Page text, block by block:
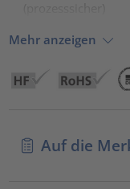
Mehr anzeigen
Auf die